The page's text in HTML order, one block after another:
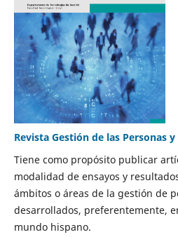
Revista Gestión de las Personas
Tiene como propósito publicar
modalidad de ensayos y
ámbitos o áreas de la gestión de
desarrollados, preferentemente,
mundo hispano.